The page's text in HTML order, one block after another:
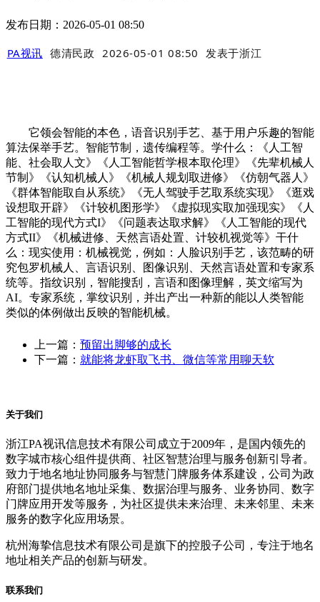
发布日期：2026-05-01 08:50
PA视讯 德清民政 2026-05-01 08:50 发表于浙江
它领会智能的本色，语音识别手艺、基于用户乐趣的智能
算法保举手艺。智能节制，遗传编程等。学什么：《人工智
能、社会取人文》《人工智能哲学根本取伦理》《先辈机械人
节制》《认知机械人》《机械人规划取进修》《仿朝气器人》
《群体智能取自从系统》《无人驾驶手艺取系统实现》《逛戏
设想取开辟》《计较机图形学》《虚拟现实取加强现实》《人
工智能的现代方式I》《问题表达取求解》《人工智能的现代
方式II》《机械进修、天然言语处置、计较机视觉等》干什
么：现实使用：机械视觉，例如：人脸识别手艺，该范畴的研
究包罗机械人、言语识别、图像识别、天然言语处置和专家系
统等。指纹识别，智能搜刮，言语和图像理解，英文缩写为
AI。专家系统，掌纹识别，并出产出一种新的能以人类智能
类似的体例做出反映的智能机械。
上一篇： 预留出脚够的成长
下一篇： 就能将龙虾取飞书、微信等常用聊天软
关于我们
浙江PA视讯信息技术有限公司成立于2009年，是国内领先的
数字城市核心组件提供商、社区智慧治理与服务创新引导者。
致力于地名地址协同服务与智慧门牌服务体系建设，公司为政
府部门提供地名地址采集、数据治理与服务、业务协同、数字
门牌应用开发等服务，为社区提供未来治理、未来邻里、未来
服务的数字化应用场景。
杭州海挚信息技术有限公司是旗下的控股子公司，专注于地名
地址相关产品的创新与研发。
联系我们